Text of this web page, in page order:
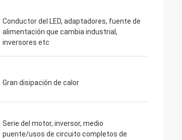
Conductor del LED, adaptadores, fuente de
alimentación que cambia industrial,
inversores etc
Gran disipación de calor
Serie del motor, inversor, medio
puente/usos de circuito completos de